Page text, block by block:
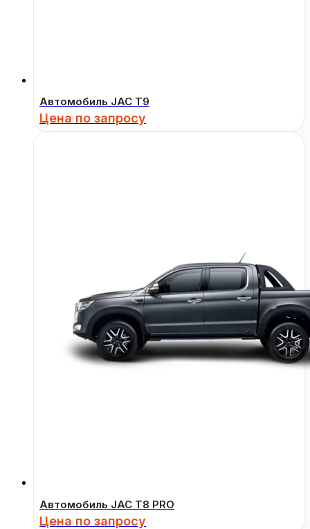
Автомобиль JAC T9
Цена по запросу
Автомобиль JAC T8 PRO
Цена по запросу